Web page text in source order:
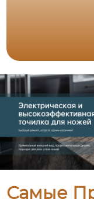
Самые